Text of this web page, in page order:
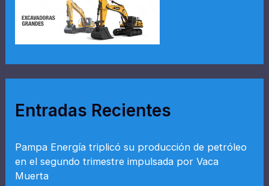
Entradas Recientes
Pampa Energía triplicó su producción de petróleo
en el segundo trimestre impulsada por Vaca
Muerta